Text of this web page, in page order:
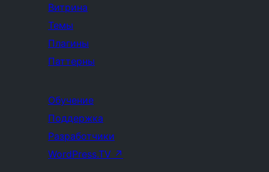
Витрина
Темы
Плагины
Паттерны
Обучение
Поддержка
Разработчики
WordPress.TV ↗